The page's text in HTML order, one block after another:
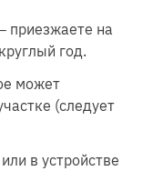
приезжаете на
год.
может
(следует
в устройстве